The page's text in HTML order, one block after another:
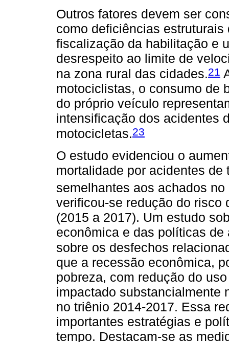
Outros fatores devem ser
como deficiências
fiscalização da habilitação e
desrespeito ao limite de
na zona rural das cidades.21
motociclistas, o consumo de
do próprio veículo
intensificação dos acidentes
motocicletas.23
O estudo evidenciou o
mortalidade por acidentes
semelhantes aos achados
verificou-se redução do risco
(2015 a 2017). Um estudo
econômica e das políticas
sobre os desfechos
que a recessão econômica,
pobreza, com redução do
impactado substancialmente
no triênio 2014-2017. Essa
importantes estratégias e
tempo. Destacam-se as